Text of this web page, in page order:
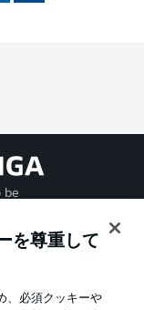
be
を尊重して
、必須クッキーや